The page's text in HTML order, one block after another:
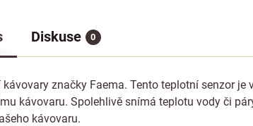
Diskuse 0
značky Faema. Tento teplotní senzor je
kávovaru. Spolehlivě snímá teplotu vody či
kávovaru.